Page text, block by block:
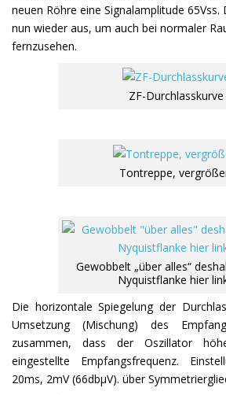
neuen Röhre eine Signalamplitude
nun wieder aus, um auch bei normaler
fernzusehen.
ZF-Durchlasskurve
Tontreppe,
Gewobbelt „über alles“
Nyquistflanke hier
Die horizontale Spiegelung der
Umsetzung (Mischung) des
zusammen, dass der Oszillator
eingestellte Empfangsfrequenz.
20ms, 2mV (66dbµV). über